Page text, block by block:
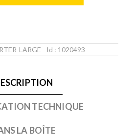
LARGE - Id : 1020493
TECHNIQUE
LA BOÎTE